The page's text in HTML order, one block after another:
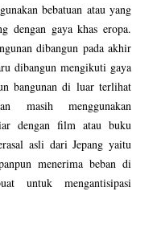
bebatuan atau yang
dengan gaya khas eropa.
dibangun pada akhir
dibangun mengikuti gaya
bangunan di luar terlihat
masih menggunakan
dengan film atau buku
asli dari Jepang yaitu
menerima beban di
untuk mengantisipasi